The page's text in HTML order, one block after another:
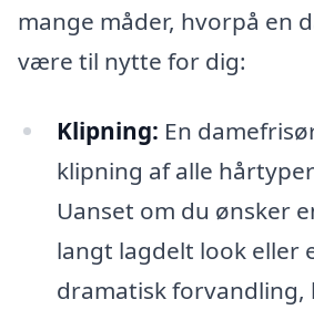
mange måder, hvorpå en
være til nytte for dig:
Klipning: En
klipning af alle
Uanset om du ønsker
langt lagdelt look eller
dramatisk forvandling,